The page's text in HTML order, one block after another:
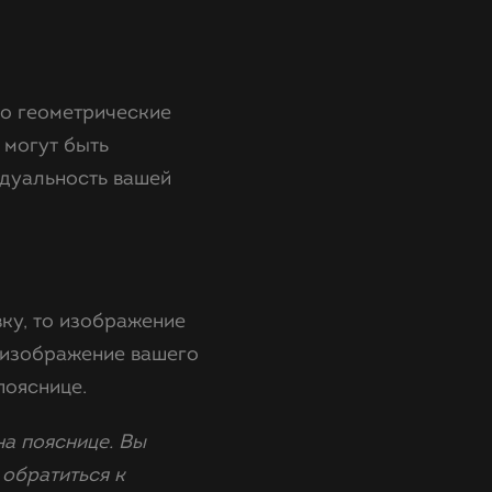
геометрические
быть
вашей
то изображение
вашего
пояснице. Вы
к